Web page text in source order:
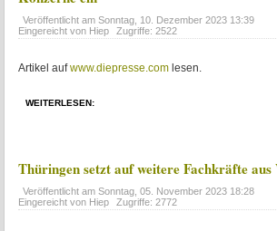
Veröffentlicht am Sonntag, 10. Dezember 2023 13:39
Eingereicht von Hiep
Zugriffe: 2522
Artikel aufwww.diepresse.com lesen.
WEITERLESEN:
Thüringen setzt auf weitere Fachkräfte aus
Veröffentlicht am Sonntag, 05. November 2023 18:28
Eingereicht von Hiep
Zugriffe: 2772